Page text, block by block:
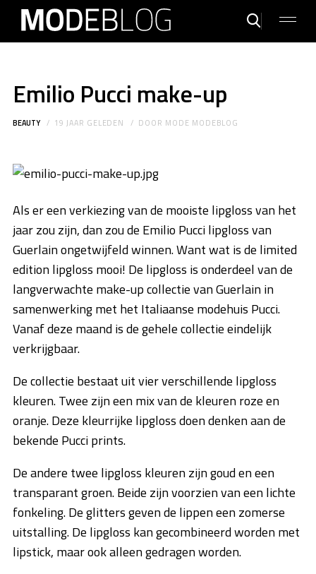
Emilio Pucci make-up
BEAUTY 19 JAAR GELEDEN DOOR MODE MODEBLOG
Als er een verkiezing van de mooiste lipgloss van het
jaar zou zijn, dan zou de Emilio Pucci lipgloss van
Guerlain ongetwijfeld winnen. Want wat is de limited
edition lipgloss mooi! De lipgloss is onderdeel van de
langverwachte make-up collectie van Guerlain in
samenwerking met het Italiaanse modehuis Pucci.
Vanaf deze maand is de gehele collectie eindelijk
verkrijgbaar.
De collectie bestaat uit vier verschillende lipgloss
kleuren. Twee zijn een mix van de kleuren roze en
oranje. Deze kleurrijke lipgloss doen denken aan de
bekende Pucci prints.
De andere twee lipgloss kleuren zijn goud en een
transparant groen. Beide zijn voorzien van een lichte
fonkeling. De glitters geven de lippen een zomerse
uitstalling. De lipgloss kan gecombineerd worden met
lipstick, maar ook alleen gedragen worden.